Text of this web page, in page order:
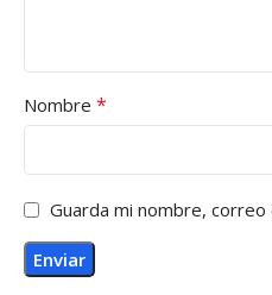
Nombre *
Guarda mi nombre,